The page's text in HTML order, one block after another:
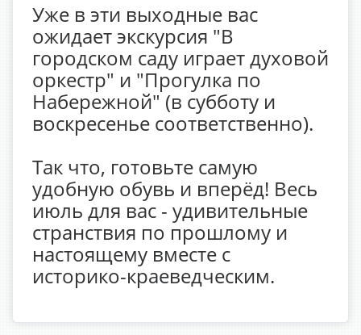
Уже в эти выходные вас
ожидает экскурсия "В
городском саду играет духовой
оркестр" и "Прогулка по
Набережной" (в субботу и
воскресенье соответственно).
Так что, готовьте самую
удобную обувь и вперёд! Весь
июль для вас - удивительные
странствия по прошлому и
настоящему вместе с
историко-краеведческим.